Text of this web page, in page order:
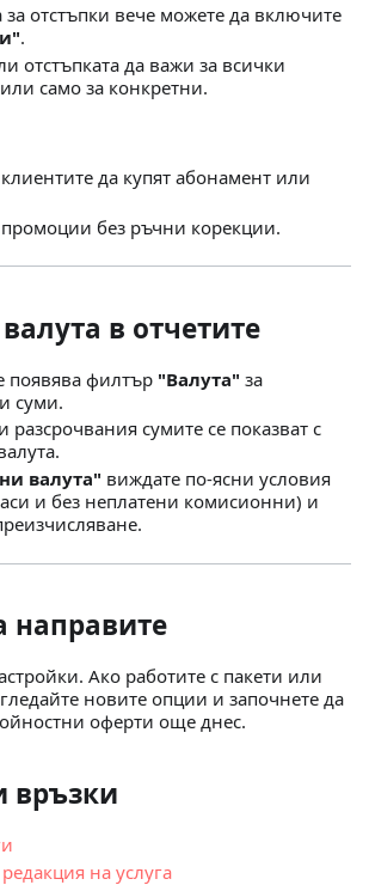
отстъпки вече можете да включите
.
отстъпката да важи за всички
само за конкретни.
да купят абонамент или
без ръчни корекции.
в отчетите
появява филтър "Валута" за
суми.
сумите се показват с
валута" виждате по‑ясни условия
и без неплатени комисионни) и
направите
Ако работите с пакети или
новите опции и започнете да
оферти още днес.
връзки
на услуга